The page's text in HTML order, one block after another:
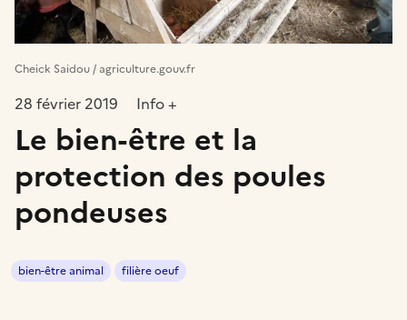
Cheick Saidou / agriculture.gouv.fr
28 février 2019 Info +
Le bien-être et la
protection des poules
pondeuses
bien-être animal filière oeuf